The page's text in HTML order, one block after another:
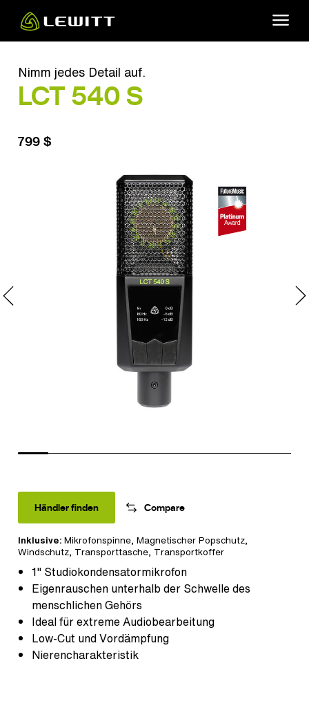
main
Nimm jedes Detail auf.
LCT 540 S
1" Studiokondensatormikrofon
Eigenrauschen unterhalb der Schwelle des
menschlichen Gehörs
Ideal für extreme Audiobearbeitung
Low-Cut und Vordämpfung
Nierencharakteristik
Inklusive: Mikrofonspinne, Magnetischer Popschutz,
Windschutz, Transporttasche, Transportkoffer
799 $
Händler finden Compare